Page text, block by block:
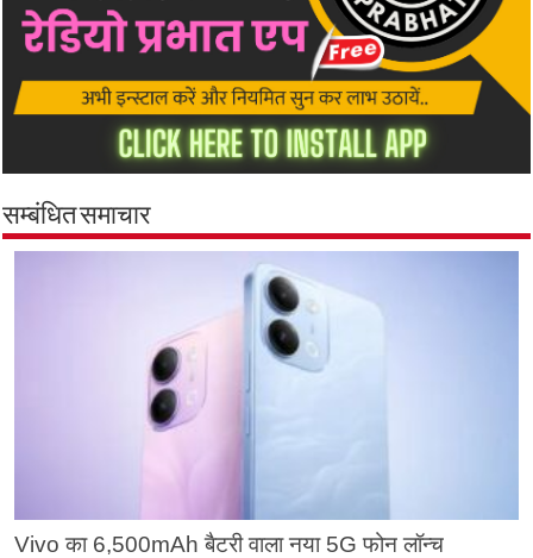
सम्बंधित समाचार
Vivo का 6,500mAh बैटरी वाला नया 5G फोन लॉन्च